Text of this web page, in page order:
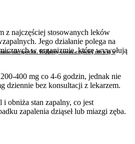
nie spotka. Kobiety coraz częściej mówią o
z najczęściej stosowanych leków
Jego działanie polega na
w organizmie, które wywołują
400 mg co 4-6 godzin, jednak nie
dziennie bez konsultacji z lekarzem.
i obniża stan zapalny, co jest
zapalenia dziąseł lub miazgi zęba.